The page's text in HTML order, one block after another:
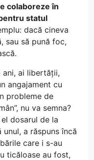
colaboreze în
statul
dacă cineva
sau să pună foc,
ani, ai libertății,
angajament cu
probleme de
nu va semna?
dosarul de la
a răspuns încă
care i s-au
ticăloase au fost,